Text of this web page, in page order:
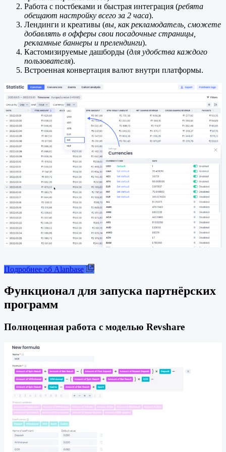
Работа с постбеками и быстрая интеграция (ребята
обещают настройку всего за 2 часа).
Лендинги и креативы (вы, как рекламодатель, сможете
добавлять в офферы свои посадочные страницы,
рекламные баннеры и прелендинги).
Кастомизируемые дашборды (для удобства каждого
пользователя).
Встроенная конвертация валют внутри платформы.
Подробнее об Alanbase
Функционал для запуска партнёрских
программ
Полноценная работа с моделью Revshare